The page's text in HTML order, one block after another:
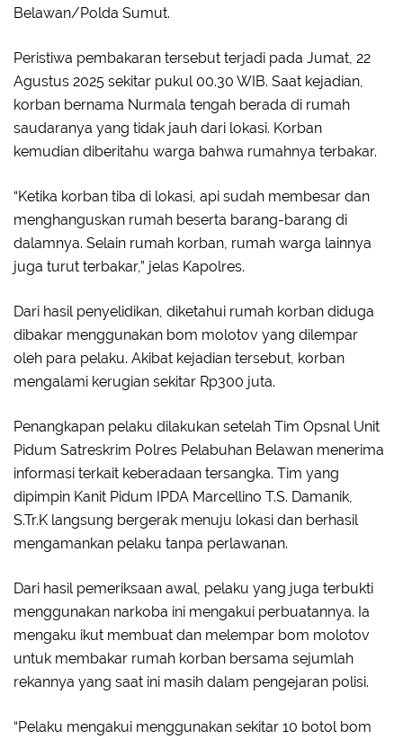
Belawan/Polda Sumut.
Peristiwa pembakaran tersebut terjadi pada Jumat, 22
Agustus 2025 sekitar pukul 00.30 WIB. Saat kejadian,
korban bernama Nurmala tengah berada di rumah
saudaranya yang tidak jauh dari lokasi. Korban
kemudian diberitahu warga bahwa rumahnya terbakar.
“Ketika korban tiba di lokasi, api sudah membesar dan
menghanguskan rumah beserta barang-barang di
dalamnya. Selain rumah korban, rumah warga lainnya
juga turut terbakar,” jelas Kapolres.
Dari hasil penyelidikan, diketahui rumah korban diduga
dibakar menggunakan bom molotov yang dilempar
oleh para pelaku. Akibat kejadian tersebut, korban
mengalami kerugian sekitar Rp300 juta.
Penangkapan pelaku dilakukan setelah Tim Opsnal Unit
Pidum Satreskrim Polres Pelabuhan Belawan menerima
informasi terkait keberadaan tersangka. Tim yang
dipimpin Kanit Pidum IPDA Marcellino T.S. Damanik,
S.Tr.K langsung bergerak menuju lokasi dan berhasil
mengamankan pelaku tanpa perlawanan.
Dari hasil pemeriksaan awal, pelaku yang juga terbukti
menggunakan narkoba ini mengakui perbuatannya. Ia
mengaku ikut membuat dan melempar bom molotov
untuk membakar rumah korban bersama sejumlah
rekannya yang saat ini masih dalam pengejaran polisi.
“Pelaku mengakui menggunakan sekitar 10 botol bom